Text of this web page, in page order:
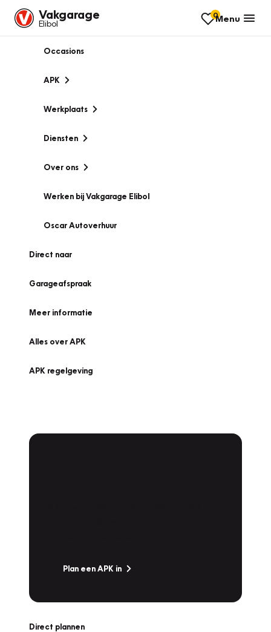
Vakgarage
Elibol
0Menu
Occasions
APK
Werkplaats
Diensten
Over ons
Werken bij Vakgarage Elibol
Oscar Autoverhuur
Direct naar
Garageafspraak
Meer informatie
Alles over APK
APK regelgeving
Plan een APK in
Direct plannen